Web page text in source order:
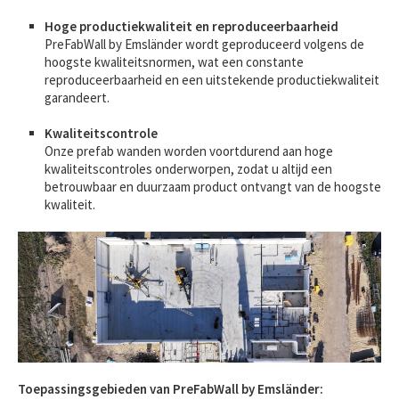
Hoge productiekwaliteit en reproduceerbaarheid
PreFabWall by Emsländer wordt geproduceerd volgens de
hoogste kwaliteitsnormen, wat een constante
reproduceerbaarheid en een uitstekende productiekwaliteit
garandeert.
Kwaliteitscontrole
Onze prefab wanden worden voortdurend aan hoge
kwaliteitscontroles onderworpen, zodat u altijd een
betrouwbaar en duurzaam product ontvangt van de hoogste
kwaliteit.
Toepassingsgebieden van PreFabWall by Emsländer: